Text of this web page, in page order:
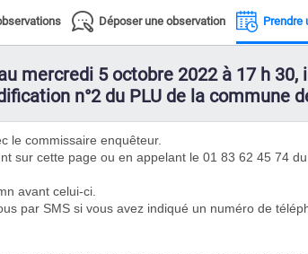
Déposer une observation Prendre
mercredi 5 octobre 2022 à 17 h
n°2 du PLU de la commune
le commissaire enquêteur.
sur cette page ou en appelant le 01 83 62 45 74
avant celui-ci.
par SMS si vous avez indiqué un numéro de